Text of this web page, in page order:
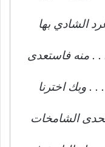
الشادي بها
. منه فاستعدى
. وبك اخترنا
الشامخات